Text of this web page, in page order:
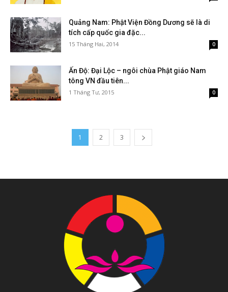
Quảng Nam: Phật Viện Đồng Dương sẽ là di
tích cấp quốc gia đặc...
15 Tháng Hai, 2014 0
Ấn Độ: Đại Lộc – ngôi chùa Phật giáo Nam
tông VN đầu tiên...
1 Tháng Tư, 2015 0
1 2 3